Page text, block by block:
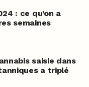
: ce qu’on a
semaines
saisie dans
a triplé